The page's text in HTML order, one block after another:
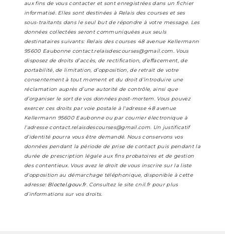
aux fins de vous contacter et sont enregistrées dans un fichier
informatisé. Elles sont destinées à Relais des courses et ses
sous-traitants dans le seul but de répondre à votre message. Les
données collectées seront communiquées aux seuls
destinataires suivants: Relais des courses 48 avenue Kellermann
95600 Eaubonne contact.relaisdescourses@gmail.com. Vous
disposez de droits d’accès, de rectification, d’effacement, de
portabilité, de limitation, d’opposition, de retrait de votre
consentement à tout moment et du droit d’introduire une
réclamation auprès d’une autorité de contrôle, ainsi que
d’organiser le sort de vos données post-mortem. Vous pouvez
exercer ces droits par voie postale à l'adresse 48 avenue
Kellermann 95600 Eaubonne ou par courrier électronique à
l'adresse contact.relaisdescourses@gmail.com. Un justificatif
d'identité pourra vous être demandé. Nous conservons vos
données pendant la période de prise de contact puis pendant la
durée de prescription légale aux fins probatoires et de gestion
des contentieux. Vous avez le droit de vous inscrire sur la liste
d'opposition au démarchage téléphonique, disponible à cette
adresse: Bloctel.gouv.fr. Consultez le site cnil.fr pour plus
d’informations sur vos droits.